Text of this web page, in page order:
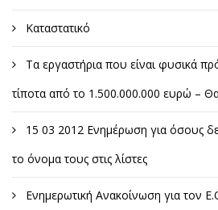
Καταστατικό
Τα εργαστήρια που είναι φυσικά
τίποτα από το 1.500.000.000 ευρώ – Θα
15 03 2012 Ενημέρωση για όσους
το όνομα τους στις λίστες
Ενημερωτική Ανακοίνωση για τον